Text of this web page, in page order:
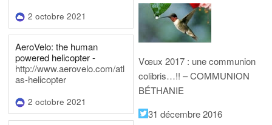
2 octobre 2021
AeroVelo: the human
powered helicopter -
http://www.aerovelo.com/atl
as-helicopter
2 octobre 2021
Vœux 2017 : une communion
colibris…!! – COMMUNION
BÉTHANIE
31 décembre 2016